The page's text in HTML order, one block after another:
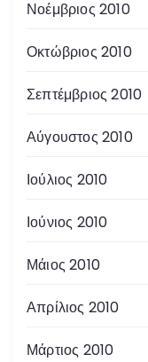
Νοέμβριος 2010
Οκτώβριος 2010
Σεπτέμβριος 2010
Αύγουστος 2010
Ιούλιος 2010
Ιούνιος 2010
Μάιος 2010
Απρίλιος 2010
Μάρτιος 2010